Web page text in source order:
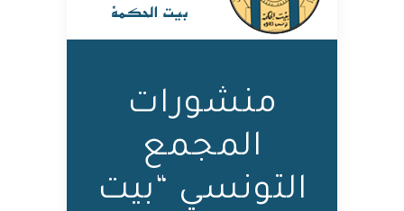
منشورات
المجمع
التونسي “بيت